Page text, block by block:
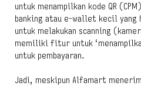
untuk menampilkan kode QR
banking atau e-wallet kecil yang
untuk melakukan scanning
memiliki fitur untuk
untuk pembayaran.
Jadi, meskipun Alfamart